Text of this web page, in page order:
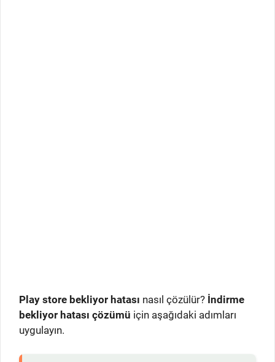
P lay store bekliyor hatası nasıl çözülür? İndirme
bekliyor hatası çözümü için aşağıdaki adımları
uygulayın.